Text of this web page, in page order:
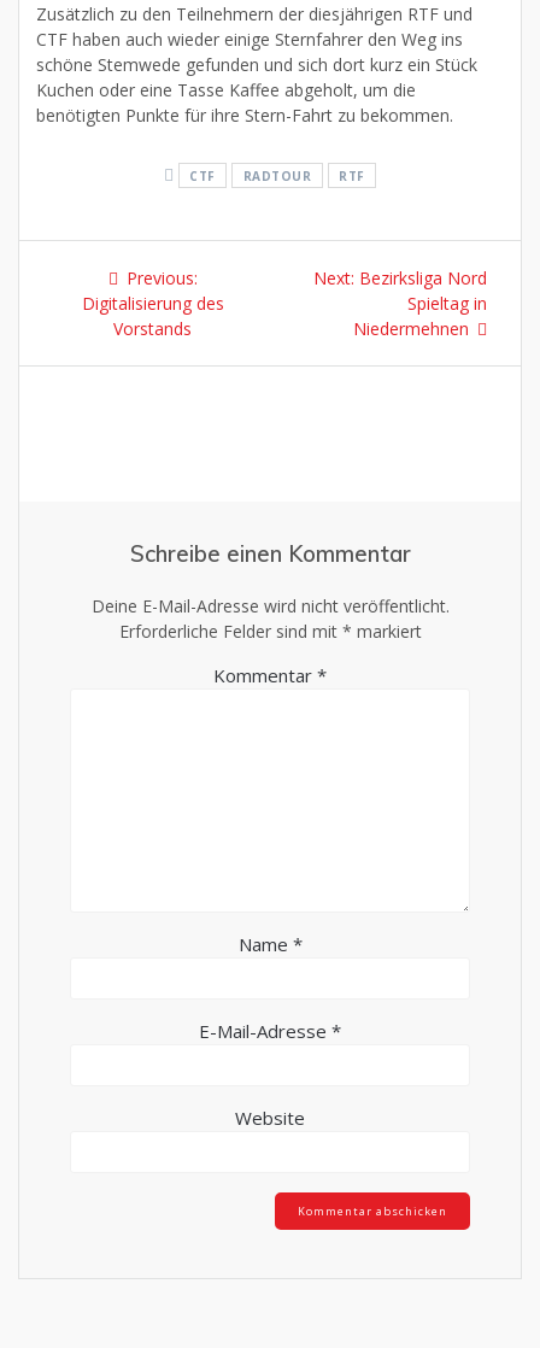
Zusätzlich zu den Teilnehmern der diesjährigen RTF und
CTF haben auch wieder einige Sternfahrer den Weg ins
schöne Stemwede gefunden und sich dort kurz ein Stück
Kuchen oder eine Tasse Kaffee abgeholt, um die
benötigten Punkte für ihre Stern-Fahrt zu bekommen.
CTF RADTOUR RTF
Previous:
Digitalisierung des
Vorstands
Next: Bezirksliga Nord
Spieltag in
Niedermehnen
Schreibe einen Kommentar
Deine E-Mail-Adresse wird nicht veröffentlicht.
Erforderliche Felder sind mit * markiert
Kommentar *
Name *
E-Mail-Adresse *
Website